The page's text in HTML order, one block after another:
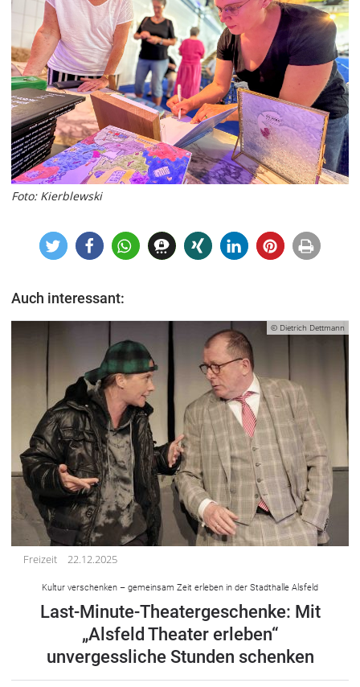
Foto: Kierblewski
Auch interessant:
© Dietrich Dettmann
Freizeit 22.12.2025
Kultur verschenken – gemeinsam Zeit erleben in der Stadthalle Alsfeld
Last-Minute-Theatergeschenke: Mit
„Alsfeld Theater erleben“
unvergessliche Stunden schenken